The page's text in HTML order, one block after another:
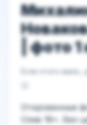
| фото 1
Если этого
Откровенные
Слив 18+. Без